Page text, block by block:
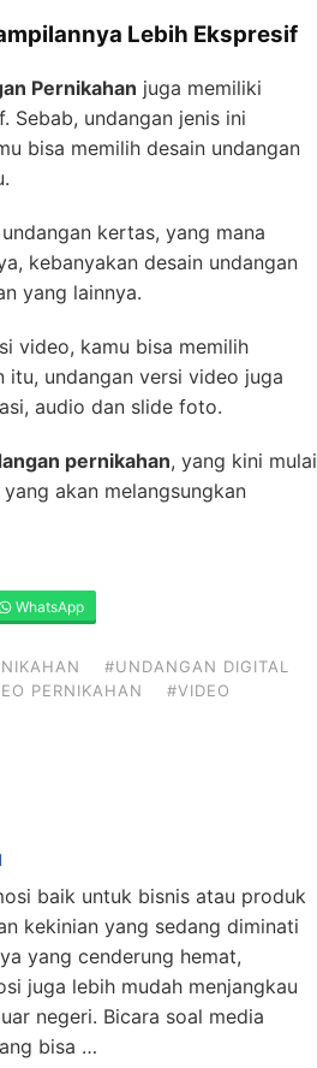
Lebih Ekspresif
Pernikahan juga memiliki
Sebab, undangan jenis ini
bisa memilih desain undangan
kertas, yang mana
kebanyakan desain undangan
yang lainnya.
video, kamu bisa memilih
itu, undangan versi video juga
audio dan slide foto.
pernikahan, yang kini mulai
akan melangsungkan
WhatsApp
#UNDANGAN DIGITAL
PERNIKAHAN
#VIDEO
baik untuk bisnis atau produk
kekinian yang sedang diminati
yang cenderung hemat,
juga lebih mudah menjangkau
negeri. Bicara soal media
bisa …